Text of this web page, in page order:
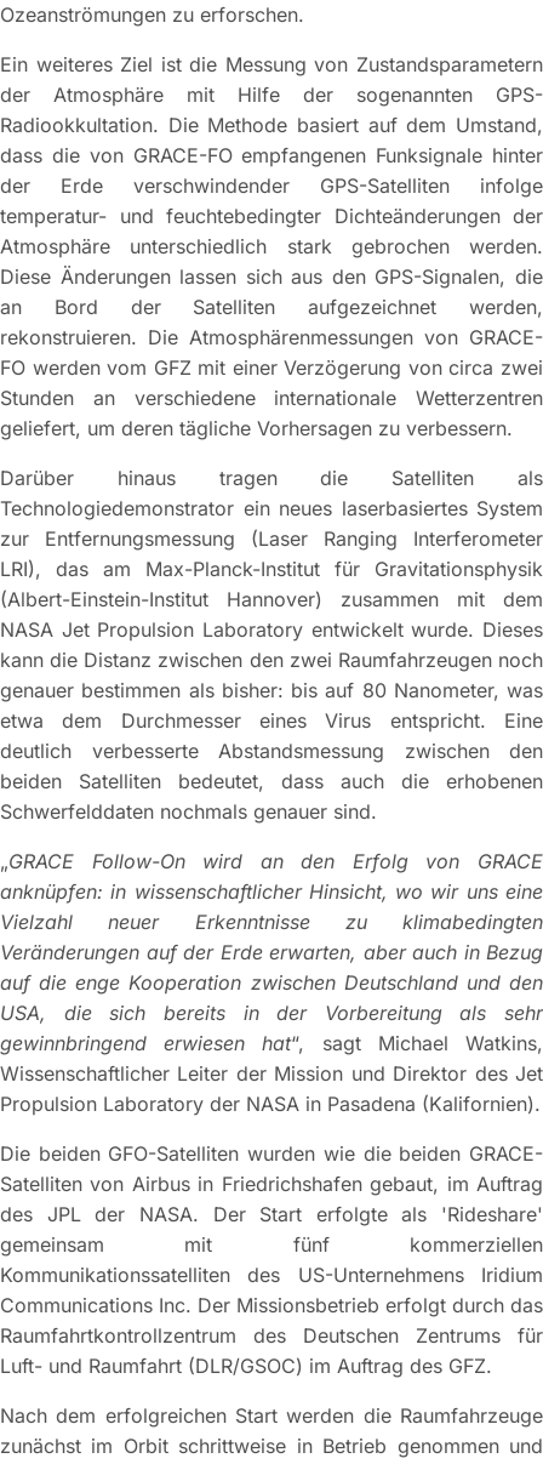
Ozeanströmungen zu erforschen.
Ein weiteres Ziel ist die Messung von Zustandsparametern
der Atmosphäre mit Hilfe der sogenannten GPS-
Radiookkultation. Die Methode basiert auf dem Umstand,
dass die von GRACE-FO empfangenen Funksignale hinter
der Erde verschwindender GPS-Satelliten infolge
temperatur- und feuchtebedingter Dichteänderungen der
Atmosphäre unterschiedlich stark gebrochen werden.
Diese Änderungen lassen sich aus den GPS-Signalen, die
an Bord der Satelliten aufgezeichnet werden,
rekonstruieren. Die Atmosphärenmessungen von GRACE-
FO werden vom GFZ mit einer Verzögerung von circa zwei
Stunden an verschiedene internationale Wetterzentren
geliefert, um deren tägliche Vorhersagen zu verbessern.
Darüber hinaus tragen die Satelliten als
Technologiedemonstrator ein neues laserbasiertes System
zur Entfernungsmessung (Laser Ranging Interferometer
LRI), das am Max-Planck-Institut für Gravitationsphysik
(Albert-Einstein-Institut Hannover) zusammen mit dem
NASA Jet Propulsion Laboratory entwickelt wurde. Dieses
kann die Distanz zwischen den zwei Raumfahrzeugen noch
genauer bestimmen als bisher: bis auf 80 Nanometer, was
etwa dem Durchmesser eines Virus entspricht. Eine
deutlich verbesserte Abstandsmessung zwischen den
beiden Satelliten bedeutet, dass auch die erhobenen
Schwerfelddaten nochmals genauer sind.
„GRACE Follow-On wird an den Erfolg von GRACE
anknüpfen: in wissenschaftlicher Hinsicht, wo wir uns eine
Vielzahl neuer Erkenntnisse zu klimabedingten
Veränderungen auf der Erde erwarten, aber auch in Bezug
auf die enge Kooperation zwischen Deutschland und den
USA, die sich bereits in der Vorbereitung als sehr
gewinnbringend erwiesen hat“, sagt Michael Watkins,
Wissenschaftlicher Leiter der Mission und Direktor des Jet
Propulsion Laboratory der NASA in Pasadena (Kalifornien).
Die beiden GFO-Satelliten wurden wie die beiden GRACE-
Satelliten von Airbus in Friedrichshafen gebaut, im Auftrag
des JPL der NASA. Der Start erfolgte als 'Rideshare'
gemeinsam mit fünf kommerziellen
Kommunikationssatelliten des US-Unternehmens Iridium
Communications Inc. Der Missionsbetrieb erfolgt durch das
Raumfahrtkontrollzentrum des Deutschen Zentrums für
Luft- und Raumfahrt (DLR/GSOC) im Auftrag des GFZ.
Nach dem erfolgreichen Start werden die Raumfahrzeuge
zunächst im Orbit schrittweise in Betrieb genommen und